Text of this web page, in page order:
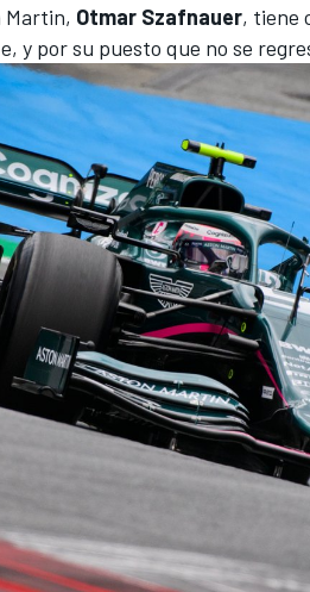
Martin, Otmar Szafnauer, tiene
y por su puesto que no se